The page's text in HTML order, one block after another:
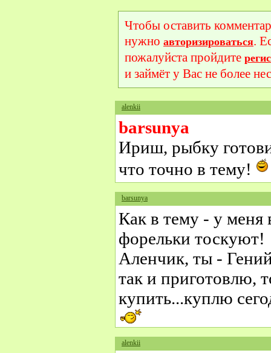
Чтобы оставить
нужно авторизироваться.
пожалуйста пройдите
и займёт у Вас не более
alenkii
barsunya
Ириш, рыбку
что точно в тему!
barsunya
Как в тему - у меня
форельки тоскуют!
Аленчик, ты -
так и приготовлю,
купить...куплю
alenkii